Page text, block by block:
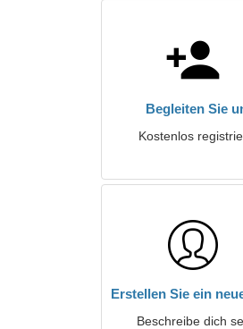
Begleiten Sie
Kostenlos
Erstellen Sie ein
Beschreibe dich